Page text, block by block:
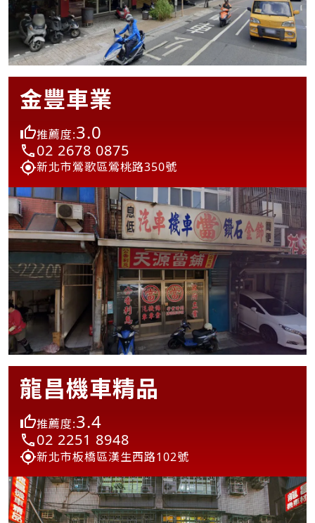
金豐車業
推薦度:3.0
02 2678 0875
新北市鶯歌區鶯桃路350號
龍昌機車精品
推薦度:3.4
02 2251 8948
新北市板橋區漢生西路102號